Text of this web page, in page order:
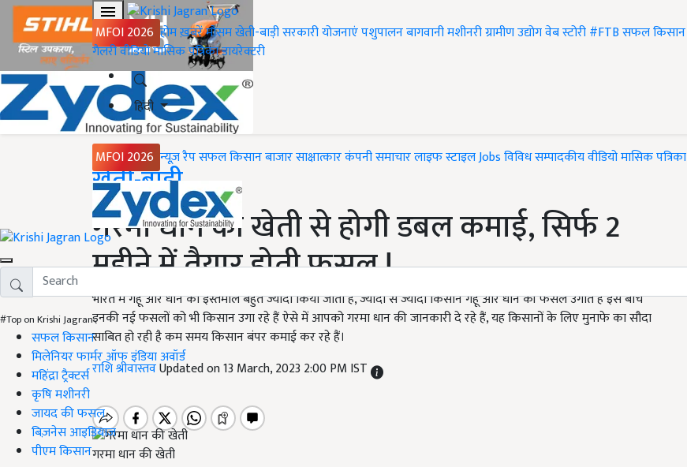
MFOI 2026 होमख़बरेंमौसमखेती-बाड़ीसरकारी योजनाएंपशुपालनबागवानीमशीनरीग्रामीण उद्योगवेब स्टोरी#FTBसफल किसान
गैलरीवीडियोमासिक पत्रिकाडायरेक्टरी
हिंदी
MFOI 2026 न्यूज़ रैपसफल किसानबाजारसाक्षात्कारकंपनी समाचारलाइफ स्टाइलJobsविविधसम्पादकीयवीडियोमासिक पत्रिका
#Top on Krishi Jagran
सफल किसान
मिलेनियर फार्मर ऑफ इंडिया अवॉर्ड
महिंद्रा ट्रैक्टर्स
कृषि मशीनरी
जायद की फसल
बिज़नेस आइडियाज
पीएम किसान
Home
खेती-बाड़ी
गरमा धान की खेती से होगी डबल कमाई, सिर्फ 2
महीने में तैयार होती फसल !
भारत में गेहूं और धान का इस्तेमाल बहुत ज्यादा किया जाता है, ज्यादा से ज्यादा किसान गेहूं और धान की फसल उगाते हैं इस बीच
इनकी नई फसलों को भी किसान उगा रहे हैं ऐसे में आपको गरमा धान की जानकारी दे रहे हैं, यह किसानों के लिए मुनाफे का सौदा
साबित हो रही है कम समय किसान बंपर कमाई कर रहे हैं।
राशि श्रीवास्तवUpdated on 13 March, 2023 2:00 PM IST
गरमा धान की खेती